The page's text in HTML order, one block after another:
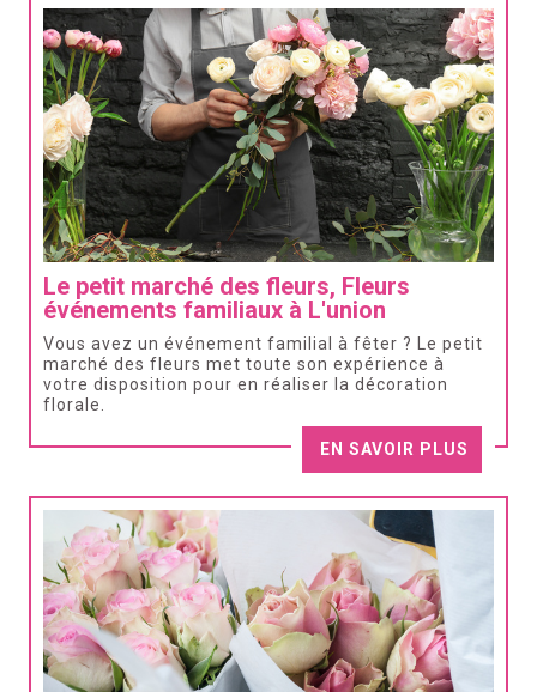
Le petit marché des fleurs, Fleurs
événements familiaux à L'union
Vous avez un événement familial à fêter ? Le petit
marché des fleurs met toute son expérience à
votre disposition pour en réaliser la décoration
florale.
EN SAVOIR PLUS